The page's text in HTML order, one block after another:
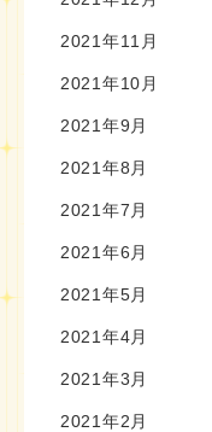
2021年11月
2021年10月
2021年9月
2021年8月
2021年7月
2021年6月
2021年5月
2021年4月
2021年3月
2021年2月